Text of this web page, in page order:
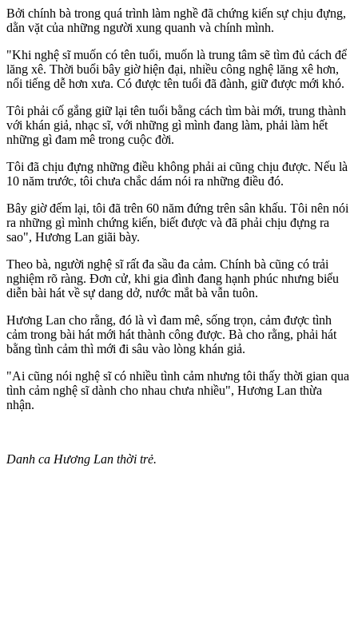
Bởi chính bà trong quá trình làm nghề đã chứng kiến sự chịu đựng,
dằn vặt của những người xung quanh và chính mình.
"Khi nghệ sĩ muốn có tên tuổi, muốn là trung tâm sẽ tìm đủ cách để
lăng xê. Thời buổi bây giờ hiện đại, nhiều công nghệ lăng xê hơn,
nổi tiếng dễ hơn xưa. Có được tên tuổi đã đành, giữ được mới khó.
Tôi phải cố gắng giữ lại tên tuổi bằng cách tìm bài mới, trung thành
với khán giả, nhạc sĩ, với những gì mình đang làm, phải làm hết
những gì đam mê trong cuộc đời.
Tôi đã chịu đựng những điều không phải ai cũng chịu được. Nếu là
10 năm trước, tôi chưa chắc dám nói ra những điều đó.
Bây giờ đếm lại, tôi đã trên 60 năm đứng trên sân khấu. Tôi nên nói
ra những gì mình chứng kiến, biết được và đã phải chịu đựng ra
sao", Hương Lan giãi bày.
Theo bà, người nghệ sĩ rất đa sầu đa cảm. Chính bà cũng có trải
nghiệm rõ ràng. Đơn cử, khi gia đình đang hạnh phúc nhưng biểu
diễn bài hát về sự dang dở, nước mắt bà vẫn tuôn.
Hương Lan cho rằng, đó là vì đam mê, sống trọn, cảm được tình
cảm trong bài hát mới hát thành công được. Bà cho rằng, phải hát
bằng tình cảm thì mới đi sâu vào lòng khán giả.
"Ai cũng nói nghệ sĩ có nhiều tình cảm nhưng tôi thấy thời gian qua
tình cảm nghệ sĩ dành cho nhau chưa nhiều", Hương Lan thừa
nhận.
Danh ca Hương Lan thời trẻ.